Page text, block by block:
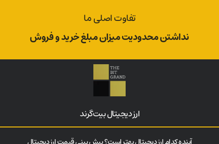
تفاوت اصلی ما
نداشتن محدودیت میزان مبلغ خرید و فروش
ارز‌ دیجیتال بیت‌گرند